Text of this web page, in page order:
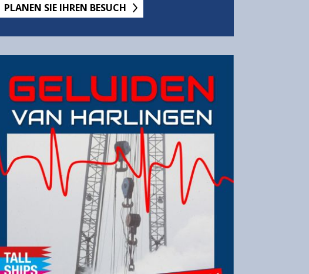
PLANEN SIE IHREN BESUCH